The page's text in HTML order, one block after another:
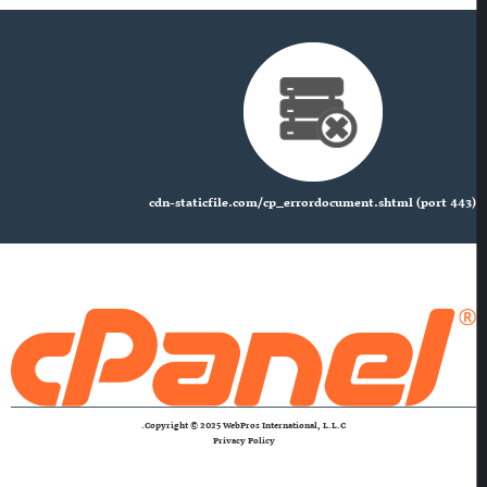
cdn-staticfile.com/cp_errordocument.shtml (port 443)
Copyright © 2025 WebPros International, L.L.C.
Privacy Policy